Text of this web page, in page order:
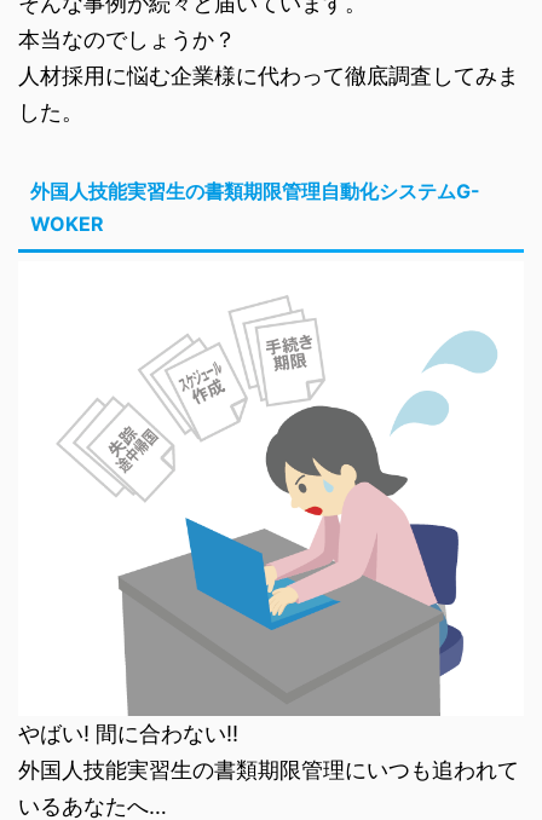
本当なのでしょうか？
人材採用に悩む企業様に代わって徹底調査してみま
した。
外国人技能実習生の書類期限管理自動化システムG-
WOKER
やばい! 間に合わない!!
外国人技能実習生の書類期限管理にいつも追われて
いるあなたへ…